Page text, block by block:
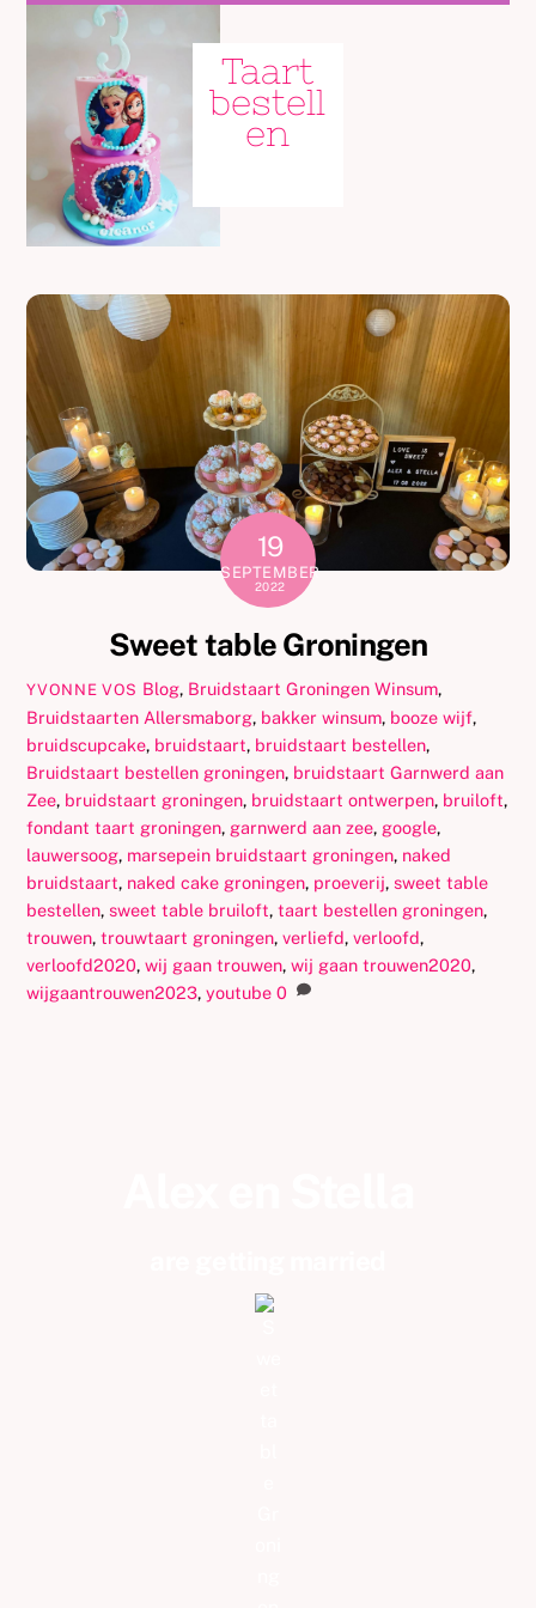
Taart
bestell
en
19
SEPTEMBER
2022
Sweet table Groningen
YVONNE VOS Blog, Bruidstaart Groningen Winsum,
Bruidstaarten Allersmaborg, bakker winsum, booze wijf,
bruidscupcake, bruidstaart, bruidstaart bestellen,
Bruidstaart bestellen groningen, bruidstaart Garnwerd aan
Zee, bruidstaart groningen, bruidstaart ontwerpen, bruiloft,
fondant taart groningen, garnwerd aan zee, google,
lauwersoog, marsepein bruidstaart groningen, naked
bruidstaart, naked cake groningen, proeverij,sweet table
bestellen,sweet table bruiloft,taart bestellen groningen,
trouwen,trouwtaart groningen,verliefd,verloofd,
verloofd2020,wij gaan trouwen,wij gaan trouwen2020,
wijgaantrouwen2023,youtube 0